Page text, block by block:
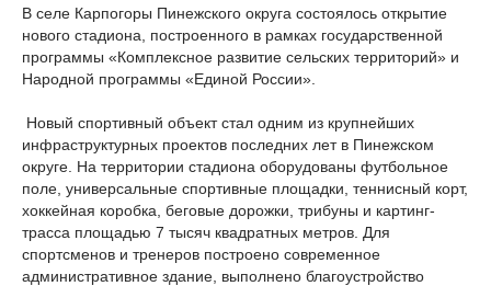
В селе Карпогоры Пинежского округа состоялось открытие
нового стадиона, построенного в рамках государственной
программы «Комплексное развитие сельских территорий» и
Народной программы «Единой России».
Новый спортивный объект стал одним из крупнейших
инфраструктурных проектов последних лет в Пинежском
округе. На территории стадиона оборудованы футбольное
поле, универсальные спортивные площадки, теннисный корт,
хоккейная коробка, беговые дорожки, трибуны и картинг-
трасса площадью 7 тысяч квадратных метров. Для
спортсменов и тренеров построено современное
административное здание, выполнено благоустройство